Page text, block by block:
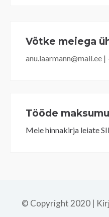
Võtke meiega
anu.laarmann@mail.ee
Tööde
Meie hinnakirja leiate
© Copyright 2020 |